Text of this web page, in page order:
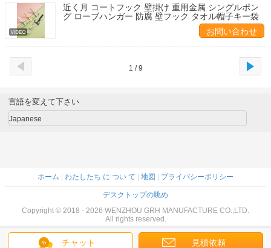
近く月 コートフック 壁掛け 重用金属 シングルポン
グ ローブハンガー 防腐 壁フック タオル帽子キー袋
お問い合わせ
1 / 9
チャット 見積依頼
言語を変えて下さい
Japanese
ホーム わたしたち に つい て 地図 プライバシーポリシー
デスクトップの眺め
Copyright © 2018 - 2026 WENZHOU GRH MANUFACTURE CO.,LTD.
All rights reserved.